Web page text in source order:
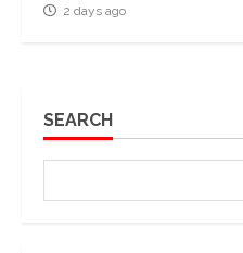
2 days ago
SEARCH